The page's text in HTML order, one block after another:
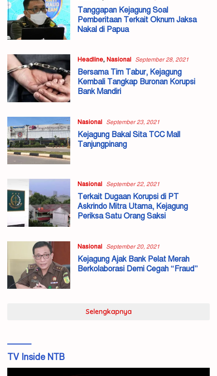
Tanggapan Kejagung Soal
Pemberitaan Terkait Oknum Jaksa
Nakal di Papua
Headline, Nasional September 28, 2021
Bersama Tim Tabur, Kejagung
Kembali Tangkap Buronan Korupsi
Bank Mandiri
Nasional September 23, 2021
Kejagung Bakal Sita TCC Mall
Tanjungpinang
Nasional September 22, 2021
Terkait Dugaan Korupsi di PT
Askrindo Mitra Utama, Kejagung
Periksa Satu Orang Saksi
Nasional September 20, 2021
Kejagung Ajak Bank Pelat Merah
Berkolaborasi Demi Cegah “Fraud”
Selengkapnya
TV Inside NTB